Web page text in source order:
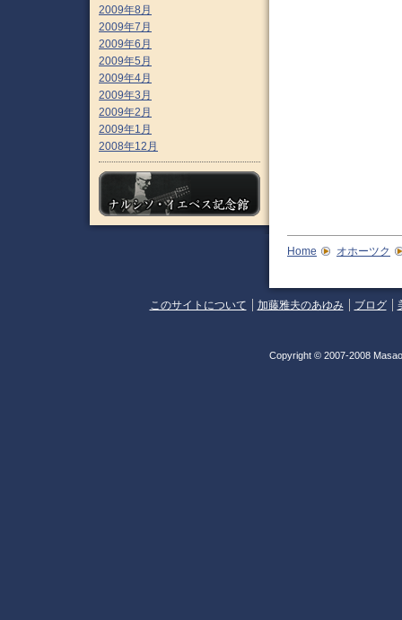
2009年8月
2009年7月
2009年6月
2009年5月
2009年4月
2009年3月
2009年2月
2009年1月
2008年12月
Home オホーツク
このサイトについて 加藤雅夫のあゆみ ブログ
Copyright © 2007-2008